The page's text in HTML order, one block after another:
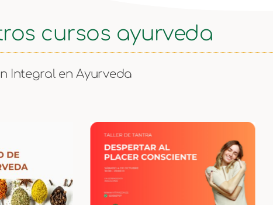
cursos ayurveda
Integral en Ayurveda